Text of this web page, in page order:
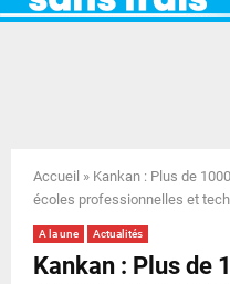
Y
N
U
Accueil » Kankan : Plus de
écoles professionnelles et
A la une Actualités
Kankan : Plus de